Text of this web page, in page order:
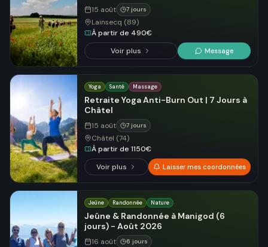
15 août 7 jours
Lainsecq (89)
À partir de 490€
Voir plus
Message
Yoga Santé Massage
Retraite Yoga Anti-Burn Out | 7 Jours à
Châtel
15 août 7 jours
Châtel (74)
À partir de 1150€
Voir plus
Laisser mes coordonnées
Jeûne Randonnée Nature
Jeûne & Randonnée à Manigod (6
jours) - Août 2026
16 août 6 jours